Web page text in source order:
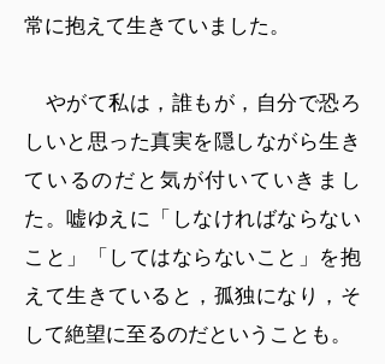
常に抱えて生きていました。
やがて私は，誰もが，自分で恐ろ
しいと思った真実を隠しながら生き
ているのだと気が付いていきまし
た。嘘ゆえに「しなければならない
こと」「してはならないこと」を抱
えて生きていると，孤独になり，そ
して絶望に至るのだということも。